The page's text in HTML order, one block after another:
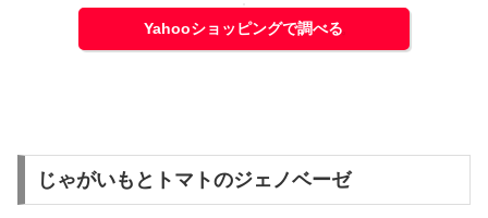
Yahooショッピングで調べる
じゃがいもとトマトのジェノベーゼ